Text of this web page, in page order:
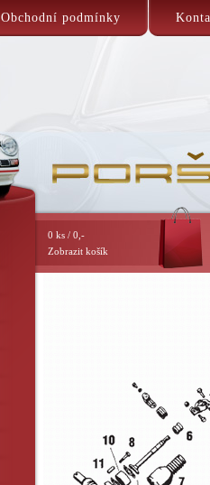
Obchodní podmínky
0 ks / 0,-
Zobrazit košík